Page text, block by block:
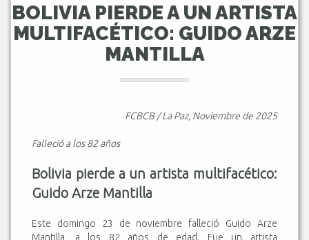
BOLIVIA PIERDE A UN ARTISTA
MULTIFACÉTICO: GUIDO ARZE
MANTILLA
FCBCB / La Paz, Noviembre de 2025
Falleció a los 82 años
Bolivia pierde a un artista multifacético:
Guido Arze Mantilla
Este domingo 23 de noviembre falleció Guido Arze
Mantilla, a los 82 años de edad. Fue un artista